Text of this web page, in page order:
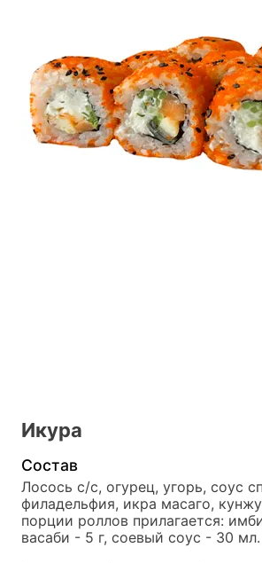
Икура
Состав
Лосось с/с, огурец, угорь, соус
филадельфия, икра масаго,
порции роллов прилагается:
васаби - 5 г, соевый соус - 30 мл.